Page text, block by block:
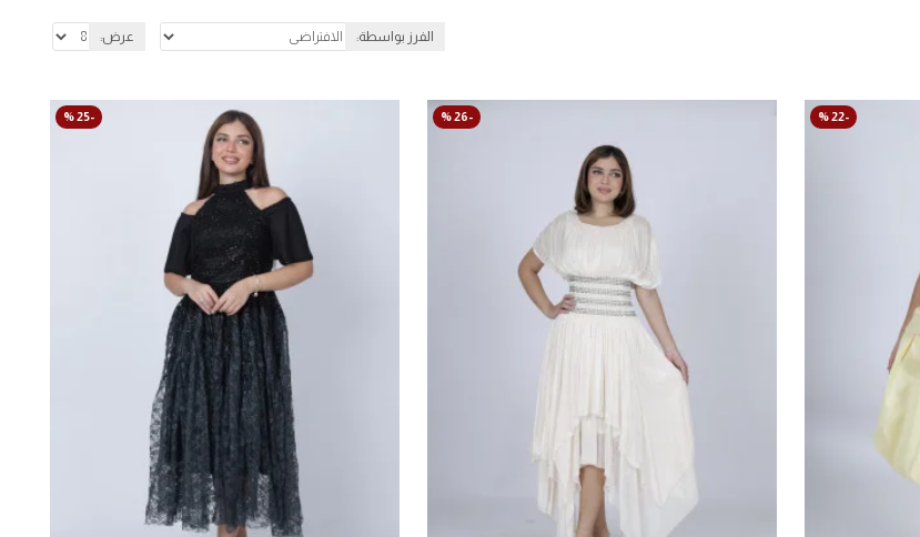
الفرز بواسطة: عرض:
-22 %
-26 %
-25 %